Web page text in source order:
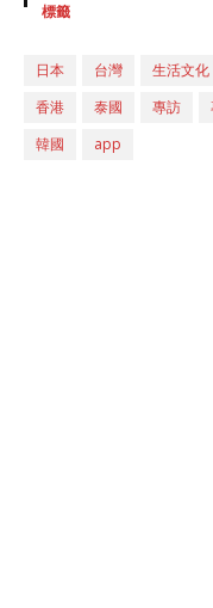
標籤
日本 台灣 生活文化
香港
泰國 專訪
韓國
app